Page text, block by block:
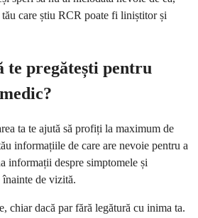
care știu RCR poate fi liniștitor și
te pregătești pentru
ta te ajută să profiți la maximum de
informațiile de care are nevoie pentru a
informații despre simptomele și
înainte de vizită.
chiar dacă par fără legătură cu inima ta.